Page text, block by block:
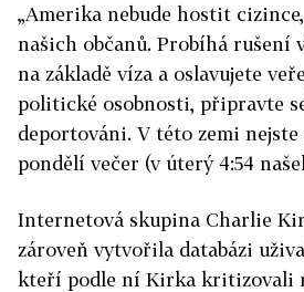
„Amerika nebude hostit
našich občanů. Probíhá rušení
na základě víza a oslavujete
politické osobnosti, připravte
deportováni. V této zemi nejste
pondělí večer (v úterý 4:54
Internetová skupina Charlie
zároveň vytvořila databázi
kteří podle ní Kirka kritizovali